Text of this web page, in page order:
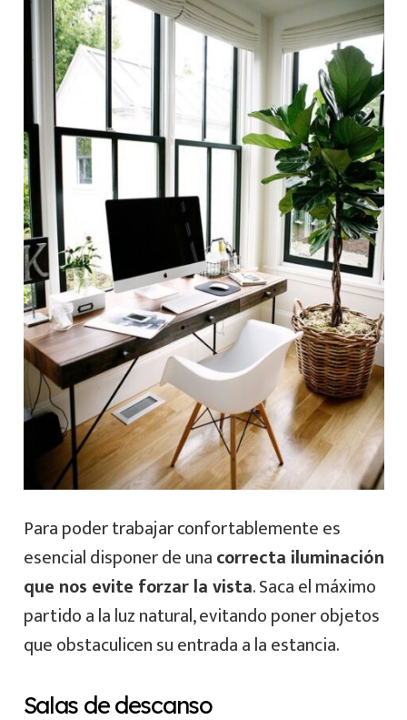
Para poder trabajar confortablemente es
esencial disponer de unacorrecta iluminación
que nos evite forzar la vista. Saca el máximo
partido a la luz natural, evitando poner objetos
que obstaculicen su entrada a la estancia.
Salas de descanso